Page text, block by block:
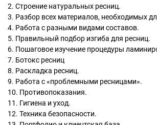
2. Строение натуральных ресниц.
3. Разбор всех материалов, необходимых
4. Работа с разными видами составов.
5. Правильный подбор изгиба для ресниц.
6. Пошаговое изучение процедуры
7. Ботокс ресниц
8. Раскладка ресниц.
9. Работа с «проблемными ресницами».
10. Противопоказания.
11. Гигиена и уход.
12. Техника безопасности.